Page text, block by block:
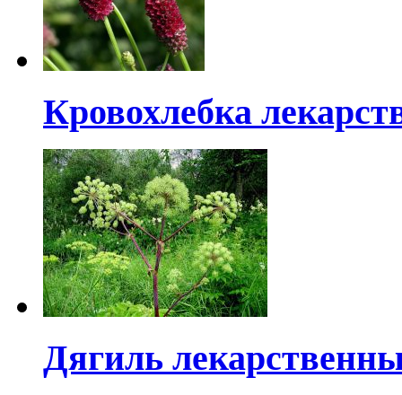
Кровохлебка
Дягиль